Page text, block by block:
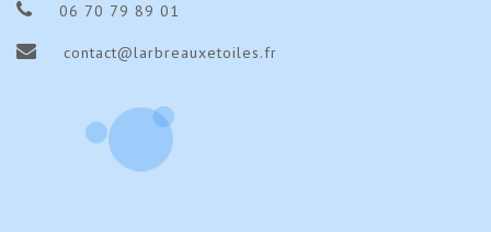
06 70 79 89 01
contact@larbreauxetoiles.fr